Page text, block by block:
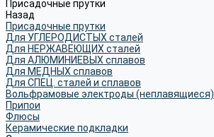
Присадочные прутки
Назад
Присадочные прутки
Для УГЛЕРОДИСТЫХ сталей
Для НЕРЖАВЕЮЩИХ сталей
Для АЛЮМИНИЕВЫХ сплавов
Для МЕДНЫХ сплавов
Для СПЕЦ. сталей и сплавов
Вольфрамовые электроды (неплавящиеся)
Припои
Флюсы
Керамические подкладки